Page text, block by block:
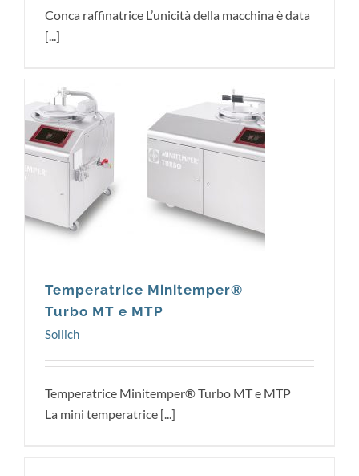
Conca raffinatrice L’unicità della macchina è data
[...]
Sollich
Temperatrice Minitemper®
Turbo MT e MTP
Sollich
Temperatrice Minitemper® Turbo MT e MTP
La mini temperatrice [...]